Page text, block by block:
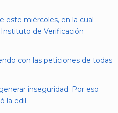
este miércoles, en la cual
de Verificación
con las peticiones de todas
inseguridad. Por eso
la edil.